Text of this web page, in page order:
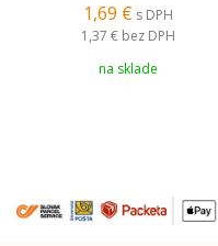
1,69 € s DPH
1,37 € bez DPH
na sklade